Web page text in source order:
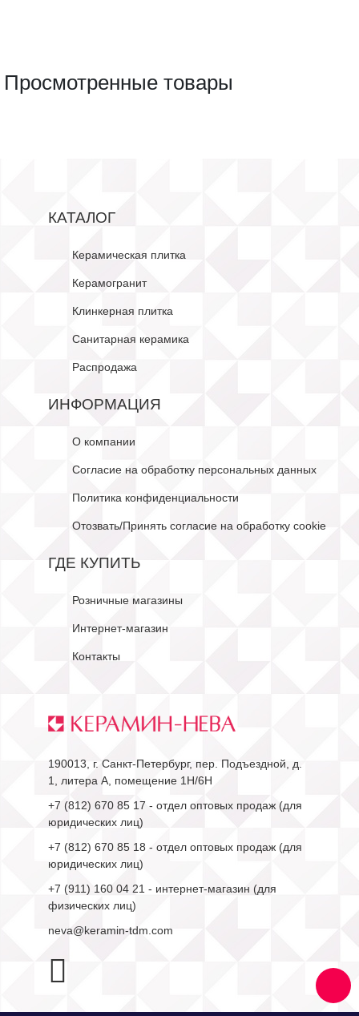
Просмотренные товары
КАТАЛОГ
Керамическая плитка
Керамогранит
Клинкерная плитка
Санитарная керамика
Распродажа
ИНФОРМАЦИЯ
О компании
Согласие на обработку персональных данных
Политика конфиденциальности
Отозвать/Принять согласие на обработку cookie
ГДЕ КУПИТЬ
Розничные магазины
Интернет-магазин
Контакты
190013, г. Санкт-Петербург, пер. Подъездной, д.
1, литера А, помещение 1Н/6Н
+7 (812) 670 85 17 - отдел оптовых продаж (для
юридических лиц)
+7 (812) 670 85 18 - отдел оптовых продаж (для
юридических лиц)
+7 (911) 160 04 21 - интернет-магазин (для
физических лиц)
neva@keramin-tdm.com